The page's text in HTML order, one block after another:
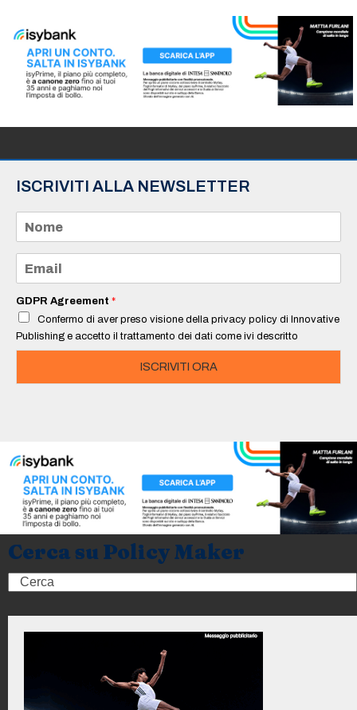
ISCRIVITI ALLA NEWSLETTER
m
e
a
i
*
GDPR Agreement *
Confermo di aver preso visione della privacy policy di Innovative
Publishing e accetto il trattamento dei dati come ivi descritto
ISCRIVITI ORA
Cerca su Policy Maker
Search